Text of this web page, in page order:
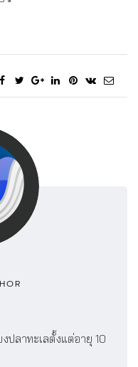
ปลาทะเลตั้งแต่อายุ 10